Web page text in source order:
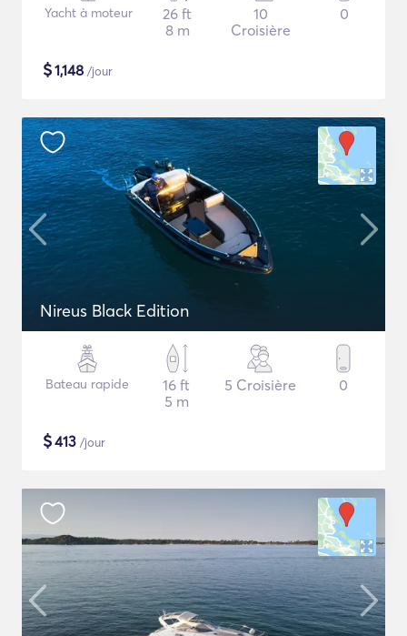
Yacht à moteur
26 ft
8 m
10
Croisière
0
$1,148 /jour
Nireus Black Edition
Bateau rapide
16 ft
5 m
5 Croisière 0
$413 /jour